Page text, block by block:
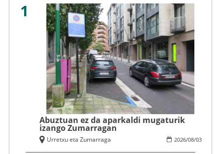
1
Abuztuan ez da aparkaldi mugaturik
izango Zumarragan
2026/08/03
Urretxu eta Zumarraga